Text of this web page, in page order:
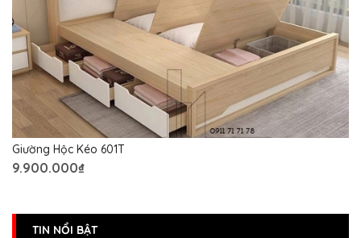
Giường Hộc Kéo 601T
9.900.000₫
TIN NỔI BẬT